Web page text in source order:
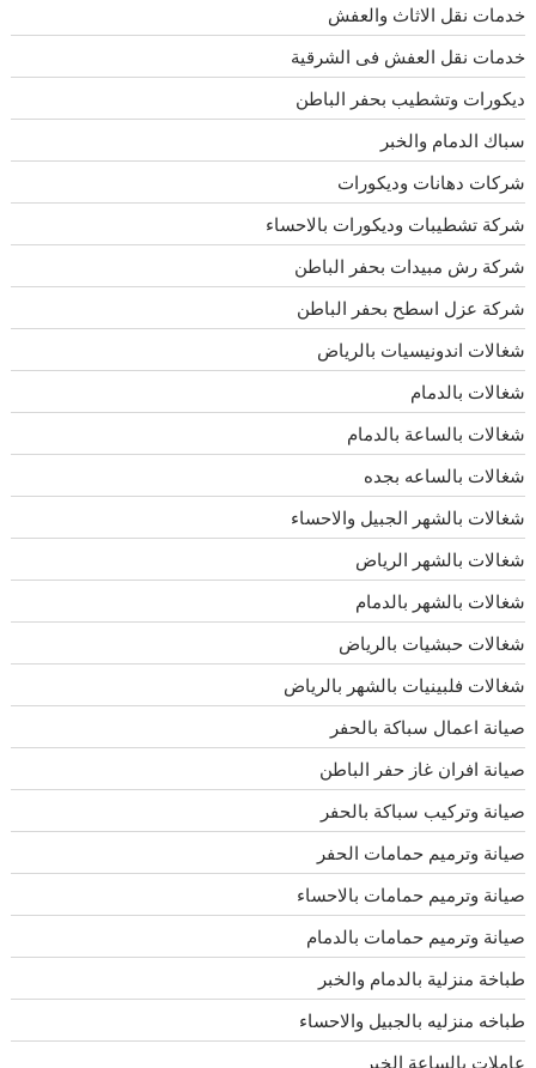
خدمات نقل الاثاث والعفش
خدمات نقل العفش فى الشرقية
ديكورات وتشطيب بحفر الباطن
سباك الدمام والخبر
شركات دهانات وديكورات
شركة تشطيبات وديكورات بالاحساء
شركة رش مبيدات بحفر الباطن
شركة عزل اسطح بحفر الباطن
شغالات اندونيسيات بالرياض
شغالات بالدمام
شغالات بالساعة بالدمام
شغالات بالساعه بجده
شغالات بالشهر الجبيل والاحساء
شغالات بالشهر الرياض
شغالات بالشهر بالدمام
شغالات حبشيات بالرياض
شغالات فلبينيات بالشهر بالرياض
صيانة اعمال سباكة بالحفر
صيانة افران غاز حفر الباطن
صيانة وتركيب سباكة بالحفر
صيانة وترميم حمامات الحفر
صيانة وترميم حمامات بالاحساء
صيانة وترميم حمامات بالدمام
طباخة منزلية بالدمام والخبر
طباخه منزليه بالجبيل والاحساء
عاملات بالساعة الخبر